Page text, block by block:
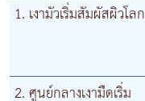
1. เงามัวเริ่มสัมผัสผิวโลก
2. ศูนย์กลางเงามืดเริ่ม